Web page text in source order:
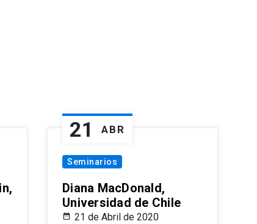
21 ABR
Seminarios
Diana MacDonald,
Universidad de Chile
21 de Abril de 2020